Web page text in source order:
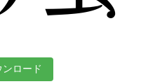
ロード